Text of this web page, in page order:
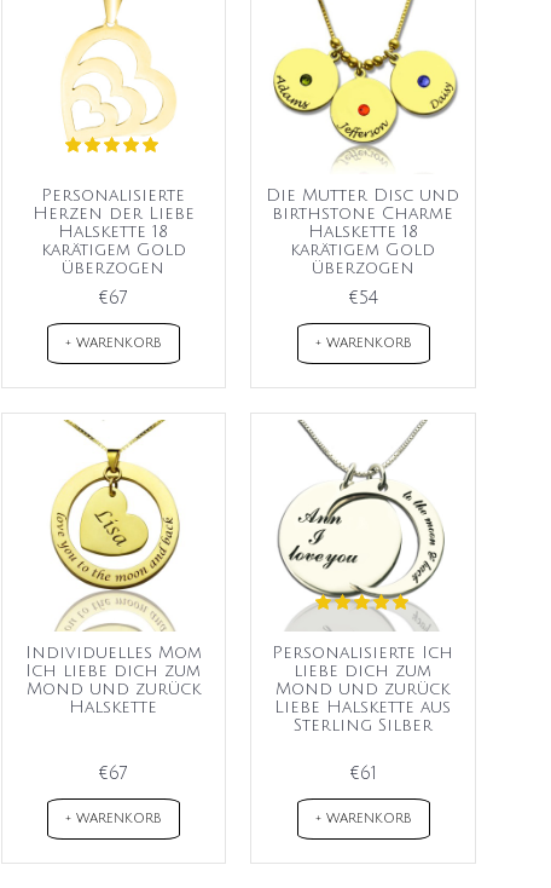
Personalisierte
Herzen der Liebe
Halskette 18
karätigem Gold
überzogen
€67
+ WARENKORB
Die Mutter Disc und
birthstone Charme
Halskette 18
karätigem Gold
überzogen
€54
+ WARENKORB
Individuelles Mom
Ich liebe dich zum
Mond und zurück
Halskette
€67
+ WARENKORB
Personalisierte Ich
liebe dich zum
Mond und zurück
Liebe Halskette aus
Sterling Silber
€61
+ WARENKORB